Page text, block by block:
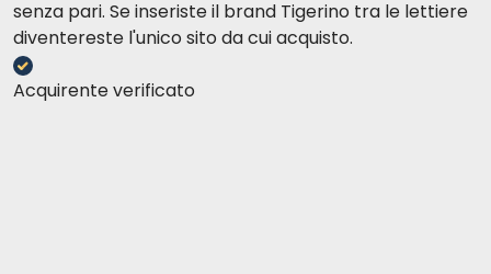
senza pari. Se inseriste il brand Tigerino tra le lettiere
diventereste l'unico sito da cui acquisto.
Acquirente verificato